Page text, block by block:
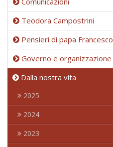
Teodora Campostrini
Pensieri di papa Francesco
Governo e organizzazione
Dalla nostra vita
2025
2024
2023